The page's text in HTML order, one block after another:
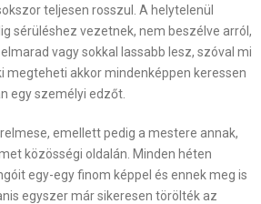
teljesen rosszul. A helytelenül
sérüléshez vezetnek, nem beszélve arról,
vagy sokkal lassabb lesz, szóval mi
megteheti akkor mindenképpen keressen
egy személyi edzőt.
emellett pedig a mestere annak,
közösségi oldalán. Minden héten
egy-egy finom képpel és ennek meg is
egyszer már sikeresen törölték az